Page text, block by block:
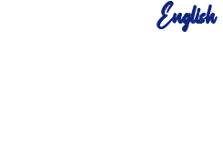
English